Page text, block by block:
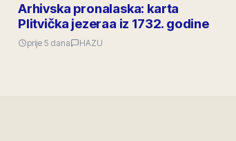
Arhivska pronalaska: karta
Plitvička jezeraa iz 1732. godine
prije 5 dana HAZU